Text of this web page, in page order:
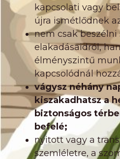
kapcsolati vagy
újra ismétlődnek
nem csak beszélni
elakadásaidról,
élményszintű
kapcsolódnál
vágysz néhány
kiszakadhatsz a
biztonságos
befelé;
nyitott vagy a
szemléletre, a